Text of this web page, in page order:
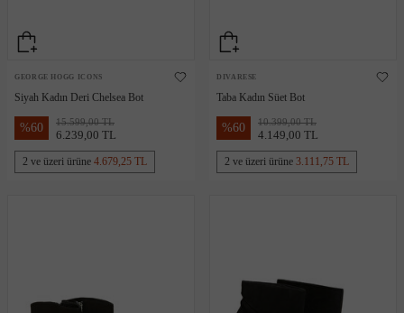
GEORGE HOGG ICONS
Siyah Kadın Deri Chelsea Bot
%60 15.599,00 TL
6.239,00 TL
2 ve üzeri ürüne 4.679,25 TL
DIVARESE
Taba Kadın Süet Bot
%60 10.399,00 TL
4.149,00 TL
2 ve üzeri ürüne 3.111,75 TL